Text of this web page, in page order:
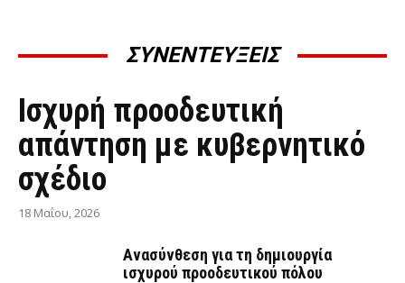
ΣΥΝΕΝΤΕΥΞΕΙΣ
ΣΥΝΕΝΤΕΎΞΕΙΣ
Ισχυρή προοδευτική
απάντηση με κυβερνητικό
σχέδιο
18 Μαΐου, 2026
Ανασύνθεση για τη δημιουργία
ισχυρού προοδευτικού πόλου